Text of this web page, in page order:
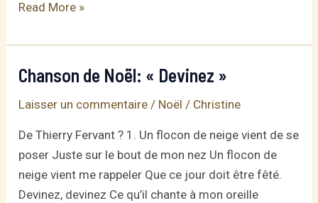
Mon
sapin
–
chanson
traditionnelle
+
autres
Read More »
Chanson de Noël: « Devinez »
Laisser un commentaire / Noël / Christine
De Thierry Fervant ? 1. Un flocon de neige vient de se
poser Juste sur le bout de mon nez Un flocon de
neige vient me rappeler Que ce jour doit être fêté.
Devinez, devinez Ce qu’il chante à mon oreille